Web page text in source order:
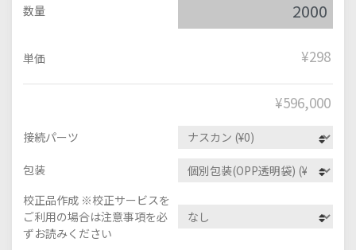
数量
単価 ¥298
¥596,000
接続パーツ
包装
校正品作成 ※校正サービスを
ご利用の場合は注意事項を必
ずお読みください